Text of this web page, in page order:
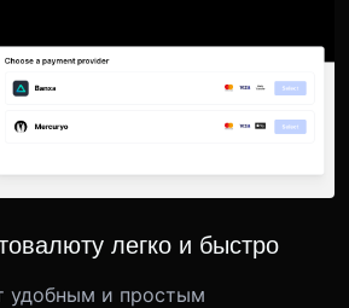
легко и быстро
удобным и простым